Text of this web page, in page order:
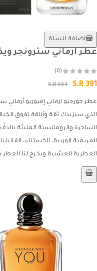
اضافة للسلة
عطر ارماني سترونجر ويذ يو
(0)
S.R 391
S.R 564
عطر جورجيو ارماني إمبوريو أرماني
الذي سيزيدك ثقة وأناقة تفوق
الساحرة والرومانسية المليئة
المريمية الوردية، الكستناء،
العطرية العشبية.ويخرج لنا العطر